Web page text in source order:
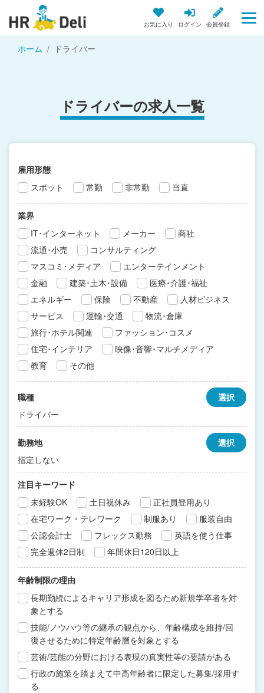
お気に入り ログイン 会員登録
ホーム ドライバー
ドライバーの求人一覧
雇用形態
スポット
常勤 非常勤 当直
業界
IT･インターネット
メーカー
商社
流通･小売
コンサルティング
マスコミ･メディア
エンターテインメント
金融
建築･土木･設備
医療･介護･福祉
エネルギー
保険 不動産
人材ビジネス
サービス
運輸･交通
物流･倉庫
旅行･ホテル関連
ファッション･コスメ
住宅･インテリア
映像･音響･マルチメディア
教育
その他
職種
ドライバー
選択
勤務地
指定しない
選択
注目キーワード
未経験OK
土日祝休み
正社員登用あり
在宅ワーク・テレワーク
制服あり
服装自由
公認会計士
フレックス勤務
英語を使う仕事
完全週休2日制
年間休日120日以上
年齢制限の理由
長期勤続によるキャリア形成を図るため新規学卒者を対
象とする
技能/ノウハウ等の継承の観点から、年齢構成を維持/回
復させるために特定年齢層を対象とする
芸術/芸能の分野における表現の真実性等の要請がある
行政の施策を踏まえて中高年齢者に限定した募集/採用す
る